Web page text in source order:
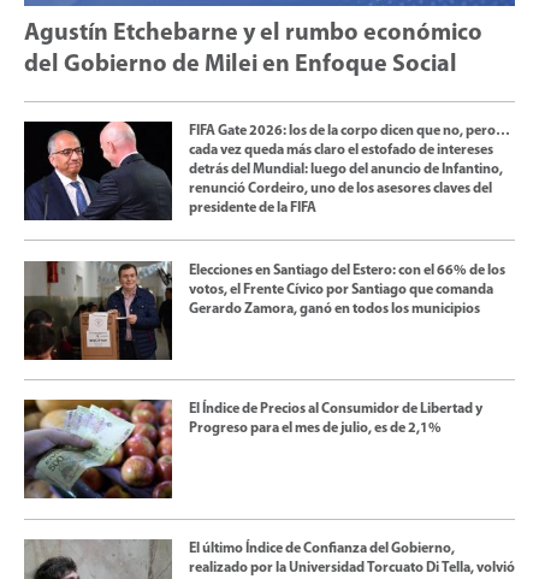
Agustín Etchebarne y el rumbo económico
del Gobierno de Milei en Enfoque Social
FIFA Gate 2026: los de la corpo dicen que no, pero…
cada vez queda más claro el estofado de intereses
detrás del Mundial: luego del anuncio de Infantino,
renunció Cordeiro, uno de los asesores claves del
presidente de la FIFA
Elecciones en Santiago del Estero: con el 66% de los
votos, el Frente Cívico por Santiago que comanda
Gerardo Zamora, ganó en todos los municipios
El Índice de Precios al Consumidor de Libertad y
Progreso para el mes de julio, es de 2,1%
El último Índice de Confianza del Gobierno,
realizado por la Universidad Torcuato Di Tella, volvió